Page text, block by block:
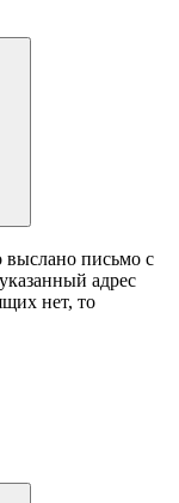
выслано письмо с
адрес
нет, то